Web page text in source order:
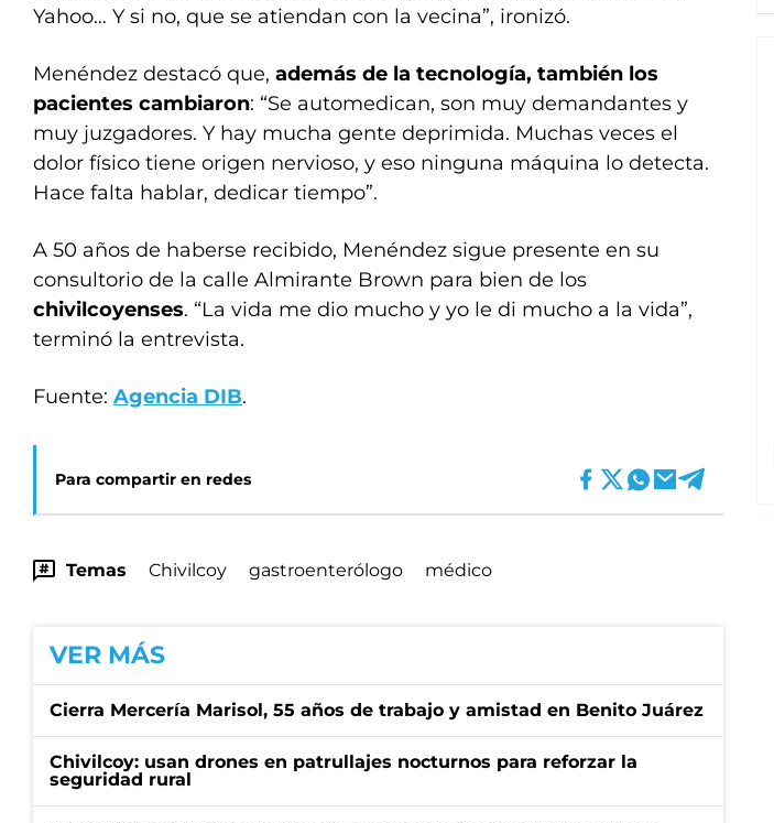
Yahoo… Y si no, que se atiendan con la vecina”, ironizó.
Menéndez destacó que, además de la tecnología, también los
pacientes cambiaron: “Se automedican, son muy demandantes y
muy juzgadores. Y hay mucha gente deprimida. Muchas veces el
dolor físico tiene origen nervioso, y eso ninguna máquina lo detecta.
Hace falta hablar, dedicar tiempo”.
A 50 años de haberse recibido, Menéndez sigue presente en su
consultorio de la calle Almirante Brown para bien de los
chivilcoyenses. “La vida me dio mucho y yo le di mucho a la vida”,
terminó la entrevista.
Fuente: Agencia DIB.
Para compartir en redes
Temas Chivilcoy gastroenterólogo médico
VER MÁS
Cierra Mercería Marisol, 55 años de trabajo y amistad en Benito Juárez
Chivilcoy: usan drones en patrullajes nocturnos para reforzar la
seguridad rural